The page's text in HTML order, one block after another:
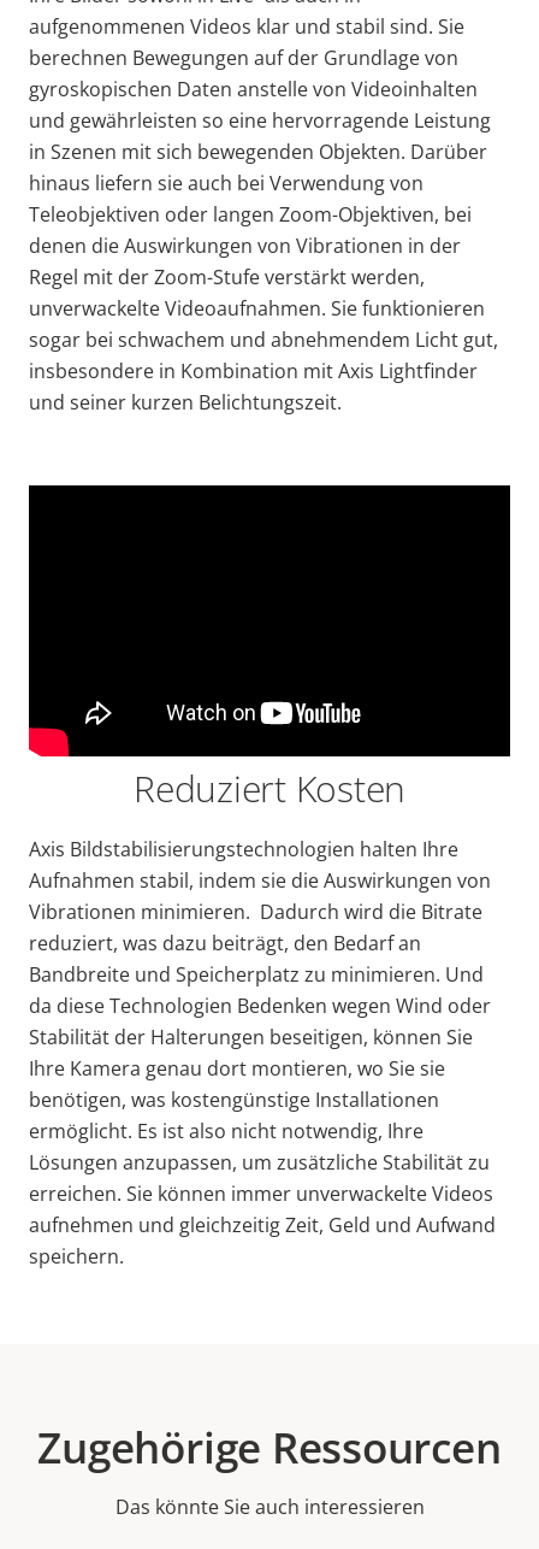
aufgenommenen Videos klar und stabil sind. Sie
berechnen Bewegungen auf der Grundlage von
gyroskopischen Daten anstelle von Videoinhalten
und gewährleisten so eine hervorragende Leistung
in Szenen mit sich bewegenden Objekten. Darüber
hinaus liefern sieauch bei Verwendung von
Teleobjektiven oder langen Zoom-Objektiven, bei
denen die Auswirkungen von Vibrationen in der
Regel mit der Zoom-Stufe verstärkt werden,
unverwackelteVideoaufnahmen. Sie funktionieren
sogar bei schwachem und abnehmendem Licht gut,
insbesondere in Kombination mit Axis Lightfinder
und seiner kurzen Belichtungszeit.
Reduziert Kosten
Axis Bildstabilisierungstechnologien halten Ihre
Aufnahmen stabil, indem sie die Auswirkungen von
Vibrationen minimieren. Dadurch wird die Bitrate
reduziert, was dazu beiträgt, den Bedarf an
Bandbreite und Speicherplatz zu minimieren. Und
da diese Technologien Bedenken wegen Wind oder
Stabilität der Halterungen beseitigen, können Sie
Ihre Kamera genau dort montieren, wo Sie sie
benötigen, was kostengünstige Installationen
ermöglicht. Es ist also nicht notwendig, Ihre
Lösungen anzupassen, um zusätzliche Stabilität zu
erreichen. Sie können immer unverwackelte Videos
aufnehmen und gleichzeitig Zeit, Geld und Aufwand
speichern.
Zugehörige Ressourcen
Das könnte Sie auch interessieren